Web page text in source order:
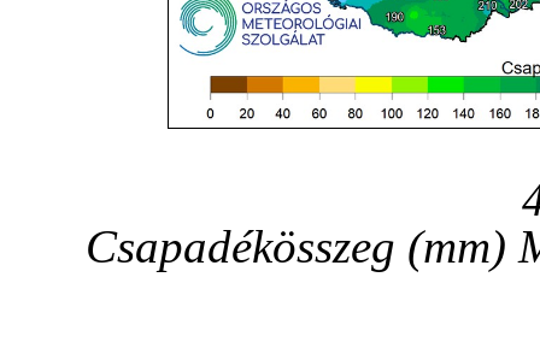
Csapadékösszeg